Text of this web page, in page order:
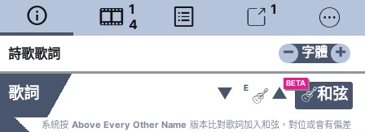
  1
4
  1 
詩歌歌詞 − +
字體
歌詞
BETA
和弦
▼ E
 ▲
系統按 Above Every Other Name 版本比對歌詞加入和弦，對位或會有偏差